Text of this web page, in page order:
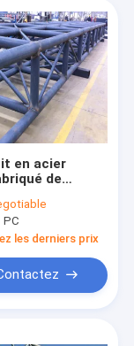
en acier
de
de TUV
le boulon en
de place
PC
les derniers prix